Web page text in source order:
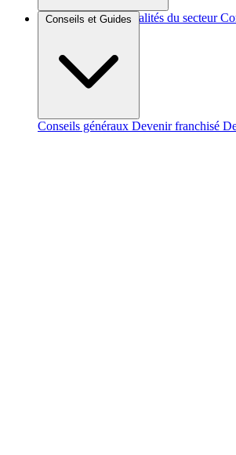
Brèves et actus Actualités du secteur
Conseils et Guides
Conseils généraux Devenir franchisé